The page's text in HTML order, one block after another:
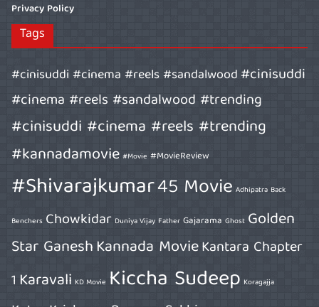
Privacy Policy
Tags
#cinisuddi #cinema #reels #sandalwood#cinisuddi
#cinema #reels #sandalwood #trending
#cinisuddi #cinema #reels #trending
#kannadamovie #Movie #MovieReview
#Shivarajkumar45 Movie Adhipatra Back
Benchers Chowkidar Duniya Vijay Father Gajarama Ghost Golden
Star GaneshKannada MovieKantara Chapter
1 Karavali KD Movie Kiccha Sudeep Koragajja